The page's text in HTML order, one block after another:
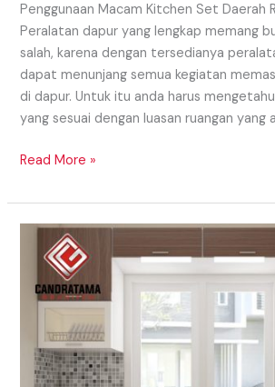
Penggunaan Macam Kitchen Set Daerah
Peralatan dapur yang lengkap memang
salah, karena dengan tersedianya
dapat menunjang semua kegiatan
di dapur. Untuk itu anda harus
yang sesuai dengan luasan ruangan yang
Read More »
Model
Kitchen
Trendy
Masa
Kini